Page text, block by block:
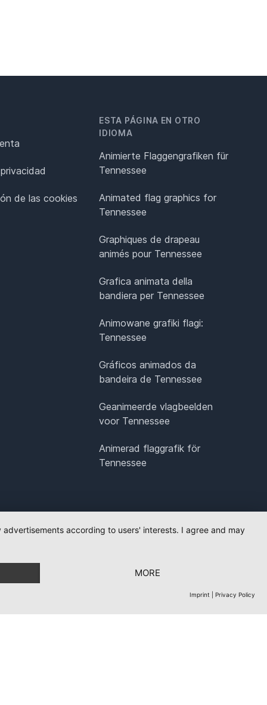
de las cookies
ESTA PÁGINA EN OTRO
IDIOMA
Animierte Flaggengrafiken für
Tennessee
Animated flag graphics for
Tennessee
Graphiques de drapeau
animés pour Tennessee
Grafica animata della
bandiera per Tennessee
Animowane grafiki flagi:
Tennessee
Gráficos animados da
bandeira de Tennessee
Geanimeerde vlagbeelden
voor Tennessee
Animerad flaggrafik för
Tennessee
according to users' interests. I agree and may
MORE
Imprint Privacy Policy